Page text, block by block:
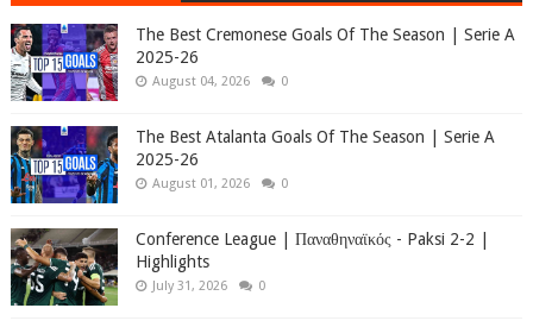
The Best Cremonese Goals Of The Season | Serie A
2025-26
August 04, 2026 0
The Best Atalanta Goals Of The Season | Serie A
2025-26
August 01, 2026 0
Conference League | Παναθηναϊκός - Paksi 2-2 |
Highlights
July 31, 2026 0